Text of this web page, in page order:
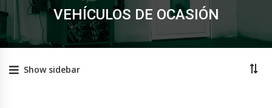
VEHÍCULOS DE OCASIÓN
Show sidebar